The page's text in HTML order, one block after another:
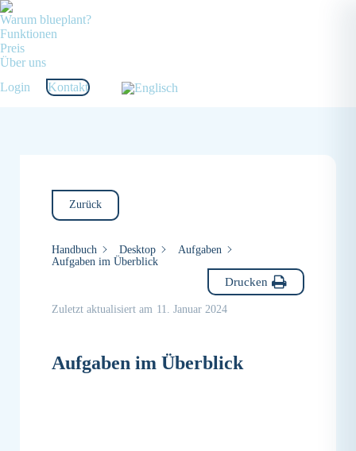
Warum blueplant?
Funktionen
Preis
Über uns
Login
Kontakt
Zurück
Handbuch Desktop
Aufgaben
Aufgaben im Überblick
Drucken
Aufgaben im Überblick
Zuletzt aktualisiert am 11. Januar 2024